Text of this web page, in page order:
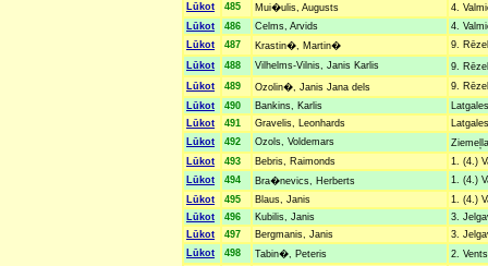
Lūkot
485 Mui�ulis, Augusts
4.
Lūkot
486 Celms, Arvids
4.
Lūkot
487 Krastin�, Martin�
9.
Lūkot
488 Vilhelms-Vilnis, Janis Karlis
9.
Lūkot
489 Ozolin�, Janis Jana dels
9.
Lūkot
490 Bankins, Karlis
Lūkot
491 Gravelis, Leonhards
Lūkot
492 Ozols, Voldemars
Lūkot
493 Bebris, Raimonds
1. (4.)
Lūkot
494 Bra�nevics, Herberts
1. (4.)
Lūkot
495 Blaus, Janis
1. (4.)
Lūkot
496 Kubilis, Janis
3.
Lūkot
497 Bergmanis, Janis
3.
Lūkot
498 Tabin�, Peteris
2.